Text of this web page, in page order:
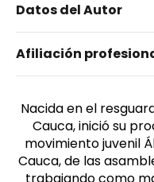
Datos del Autor
Cuetia,
Afiliación
Nacida en el
Cauca, inició su
movimiento juvenil
Cauca, de las
trabajando como